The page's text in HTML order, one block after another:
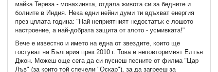
майка Тереза - монахинята, отдала живота си за бедните и
болните в Индия. Нека едни нейни думи ти вдъхват енергия
през цялата година: "Най-неприятният недостатък е лошото
настроение, а най-добрата защита от злото - усмивката!"
Вече е известно и името на една от звездите, които ще
гостуват на България през 2010 г. Това е неповторимият Елтън
Джон. Можеш още сега да си пуснеш песните от филма "Цар
Лъв" (за които той спечели "Оскар"), за да загрееш за